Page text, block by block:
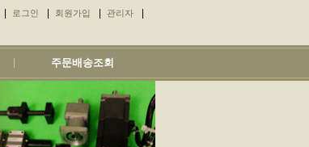
로그인 회원가입 관리자
주문배송조회